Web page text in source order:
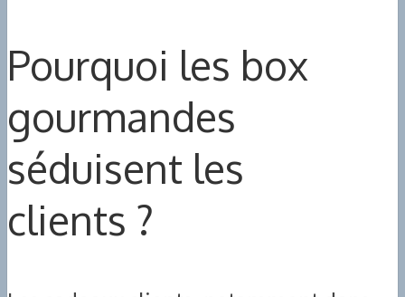
Pourquoi les box
gourmandes
séduisent les
clients ?